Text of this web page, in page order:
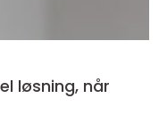
løsning, når